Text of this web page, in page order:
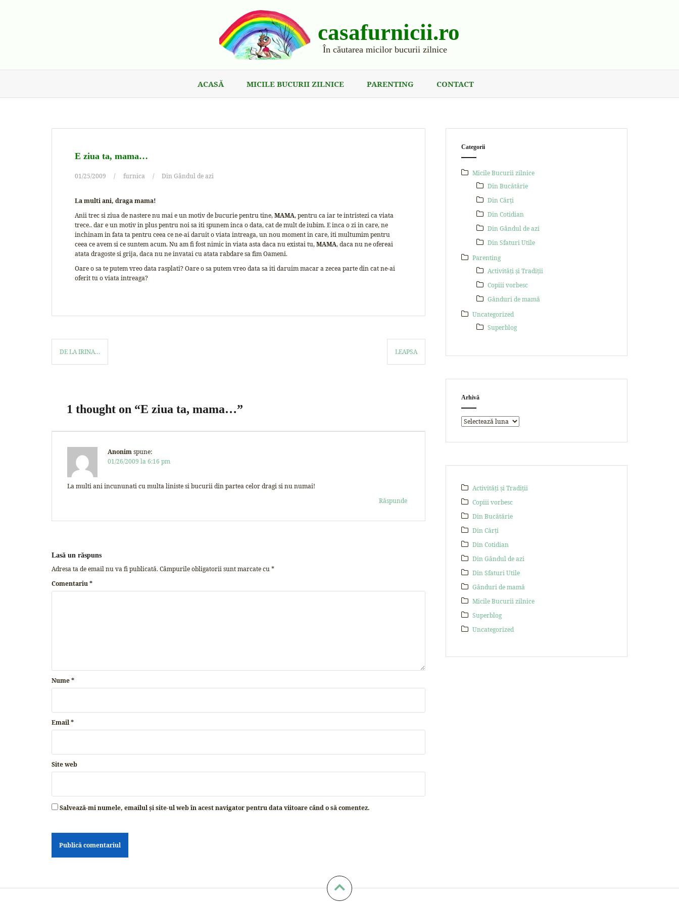
casafurnicii.ro
În căutarea micilor bucurii zilnice
ACASĂ MICILE BUCURII ZILNICE PARENTING CONTACT
E ziua ta, mama…
01/25/2009 furnica Din Gândul de azi
La multi ani, draga mama!
Anii trec si ziua de nastere nu mai e un motiv de bucurie pentru tine,MAMA, pentru ca iar te intristezi ca viata
trece.. dar e un motiv in plus pentru noi sa iti spunem inca o data, cat de mult de iubim. E inca o zi in care, ne
inchinam in fata ta pentru ceea ce ne-ai daruit o viata intreaga, un nou moment in care, iti multumim pentru
ceea ce avem si ce suntem acum. Nu am fi fost nimic in viata asta daca nu existai tu,MAMA, daca nu ne ofereai
atata dragoste si grija, daca nu ne invatai cu atata rabdare sa fim Oameni.
Oare o sa te putem vreo data rasplati? Oare o sa putem vreo data sa iti daruim macar a zecea parte din cat ne-ai
oferit tu o viata intreaga?
DE LA IRINA… LEAPSA
1 thought on “E ziua ta, mama…”
Anonimspune:
01/26/2009 la 6:16 pm
La multi ani incununati cu multa liniste si bucurii din partea celor dragi si nu numai!
Răspunde
Lasă un răspuns
Adresa ta de email nu va fi publicată.Câmpurile obligatorii sunt marcate cu*
Comentariu*
Nume*
Email*
Site web
Salvează-mi numele, emailul și site-ul web în acest navigator pentru data viitoare când o să comentez.
Categorii
Micile Bucurii zilnice
Din Bucătărie
Din Cărți
Din Cotidian
Din Gândul de azi
Din Sfaturi Utile
Parenting
Activități și Tradiții
Copiii vorbesc
Gânduri de mamă
Uncategorized
Superblog
Arhivă
Activități și Tradiții
Copiii vorbesc
Din Bucătărie
Din Cărți
Din Cotidian
Din Gândul de azi
Din Sfaturi Utile
Gânduri de mamă
Micile Bucurii zilnice
Superblog
Uncategorized